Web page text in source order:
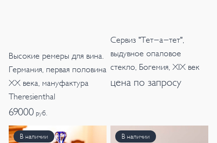
Высокие ремеры для вина.
Германия, первая половина
XX века, мануфактура
Theresienthal
69000 руб.
Сервиз "Тет-а-тет",
выдувное опаловое
стекло, Богемия, XIX век
цена по запросу
В наличии В наличии